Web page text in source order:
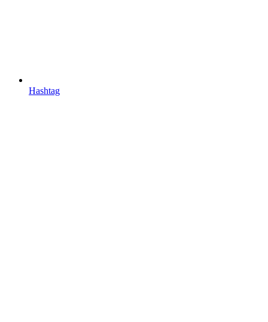
Hashtag